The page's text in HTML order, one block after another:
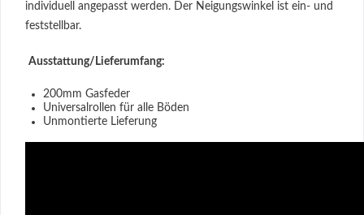
individuell angepasst werden. Der Neigungswinkel ist ein- und
feststellbar.
Ausstattung/Lieferumfang:
200mm Gasfeder
Universalrollen für alle Böden
Unmontierte Lieferung